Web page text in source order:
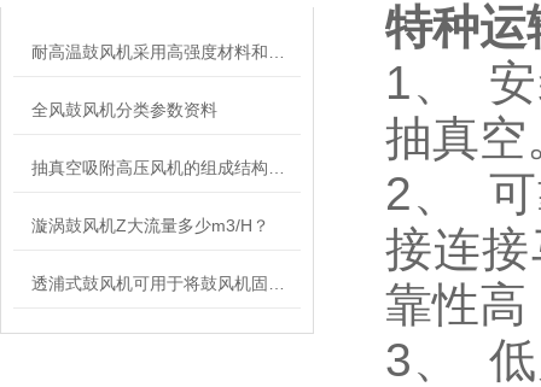
全风鼓风机分类参数资料
漩涡鼓风机Z大流量多少m3/H？
特种运
1、 安
抽真空
2、 可
接连
靠性高
3、 低